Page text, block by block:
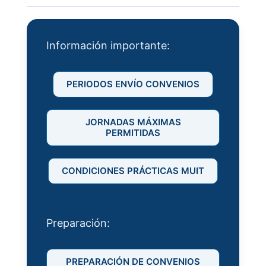
Información importante:
PERIODOS ENVÍO CONVENIOS
JORNADAS MÁXIMAS
PERMITIDAS
CONDICIONES PRÁCTICAS MUIT
Preparación:
PREPARACIÓN DE CONVENIOS